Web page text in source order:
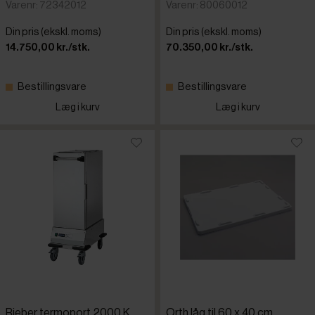
Varenr: 72342012
Din pris (ekskl. moms)
14.750,00 kr./stk.
Bestillingsvare
Læg i kurv
Varenr: 80060012
Din pris (ekskl. moms)
70.350,00 kr./stk.
Bestillingsvare
Læg i kurv